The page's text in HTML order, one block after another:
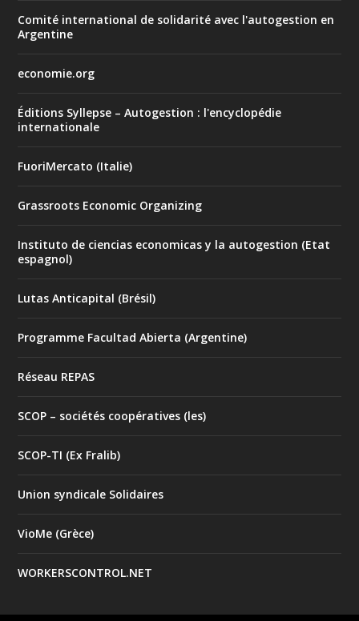
Comité international de solidarité avec l'autogestion en
Argentine
economie.org
Éditions Syllepse – Autogestion : l'encyclopédie
internationale
FuoriMercato (Italie)
Grassroots Economic Organizing
Instituto de ciencias economicas y la autogestion (Etat
espagnol)
Lutas Anticapital (Brésil)
Programme Facultad Abierta (Argentine)
Réseau REPAS
SCOP – sociétés coopératives (les)
SCOP-TI (Ex Fralib)
Union syndicale Solidaires
VioMe (Grèce)
WORKERSCONTROL.NET